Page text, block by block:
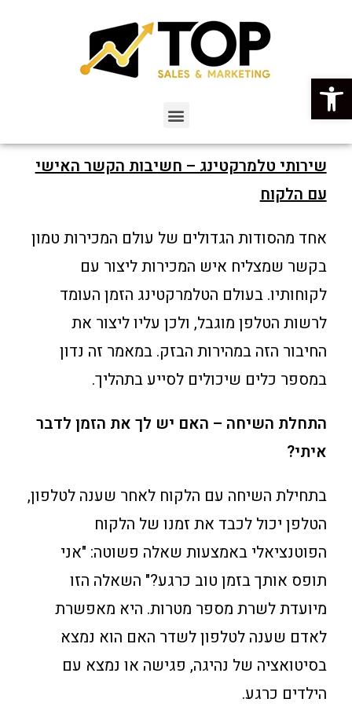
פתח סרגל נגישות
שירותי טלמרקטינג – חשיבות הקשר האישי
עם הלקוח
אחד מהסודות הגדולים של עולם המכירות טמון
בקשר שמצליח איש המכירות ליצור עם
לקוחותיו. בעולם הטלמרקטינג הזמן העומד
לרשות הטלפן מוגבל, ולכן עליו ליצור את
החיבור הזה במהירות הבזק. במאמר זה נדון
במספר כלים שיכולים לסייע בתהליך.
התחלת השיחה – האם יש לך את הזמן לדבר
איתי?
בתחילת השיחה עם הלקוח לאחר שענה לטלפון,
הטלפן יכול לכבד את זמנו של הלקוח
הפוטנציאלי באמצעות שאלה פשוטה: "אני
תופס אותך בזמן טוב כרגע?" השאלה הזו
מיועדת לשרת מספר מטרות. היא מאפשרת
לאדם שענה לטלפון לשדר האם הוא נמצא
בסיטואציה של נהיגה, פגישה או נמצא עם
הילדים כרגע.